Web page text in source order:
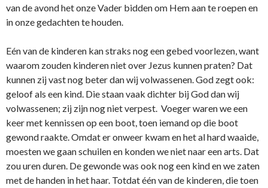
van de avond het o­nze Vader bidden om Hem aan te roepen en
in o­nze gedachten te houden.
Eén van de kinderen kan straks nog een gebed voorlezen, want
waarom zouden kinderen niet over Jezus kunnen praten? Dat
kunnen zij vast nog beter dan wij volwassenen. God zegt ook:
geloof als een kind. Die staan vaak dichter bij God dan wij
volwassenen; zij zijn nog niet verpest. Voeger waren we een
keer met kennissen op een boot, toen iemand op die boot
gewond raakte. Omdat er o­nweer kwam en het al hard waaide,
moesten we gaan schuilen en konden we niet naar een arts. Dat
zou uren duren. De gewonde was ook nog een kind en we zaten
met de handen in het haar. Totdat één van de kinderen, die toen